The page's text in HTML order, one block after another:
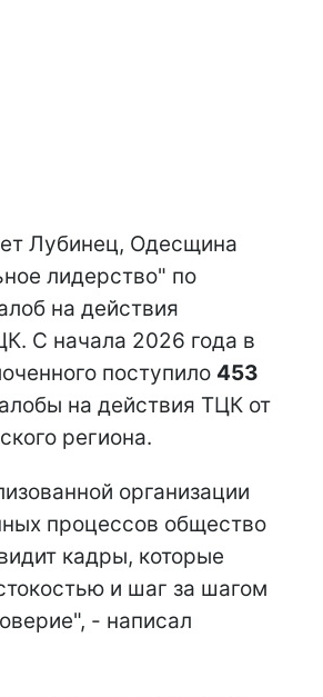
Лубинец, Одесщина
лидерство" по
на действия
С начала 2026 года в
поступило 453
на действия ТЦК от
региона.
организации
процессов общество
кадры, которые
и шаг за шагом
- написал